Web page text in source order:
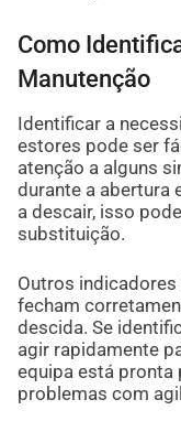
Como
Manutenção
Identificar a
estores pode ser
atenção a alguns
durante a abertura
a descair, isso
substituição.
Outros
fecham
descida. Se
agir rapidamente
equipa está pronta
problemas com